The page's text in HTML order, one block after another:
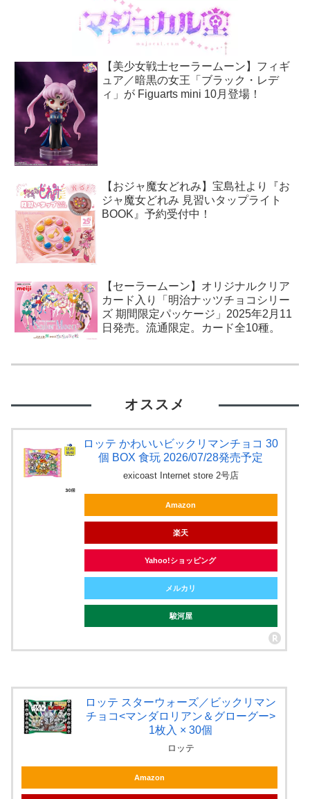
【美少女戦士セーラームーン】フィギ
ュア／暗黒の女王「ブラック・レデ
ィ」が Figuarts mini 10月登場！
【おジャ魔女どれみ】宝島社より『お
ジャ魔女どれみ 見習いタップライト
BOOK』予約受付中！
【セーラームーン】オリジナルクリア
カード入り「明治ナッツチョコシリー
ズ 期間限定パッケージ」2025年2月11
日発売。流通限定。カード全10種。
オススメ
ロッテ かわいいビックリマンチョコ 30
個 BOX 食玩 2026/07/28発売予定
exicoast Internet store 2号店
Amazon
楽天
Yahoo!ショッピング
メルカリ
駿河屋
ロッテ スターウォーズ／ビックリマン
チョコ<マンダロリアン＆グローグー>
1枚入 × 30個
ロッテ
Amazon